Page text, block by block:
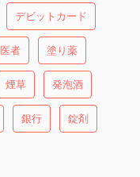
デビットカード
医者 塗り薬
煙草 発泡酒
銀行 錠剤